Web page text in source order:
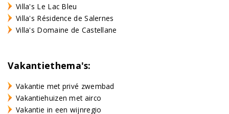
Villa's Le Lac Bleu
Villa's Résidence de Salernes
Villa's Domaine de Castellane
Vakantiethema's:
Vakantie met privé zwembad
Vakantiehuizen met airco
Vakantie in een wijnregio